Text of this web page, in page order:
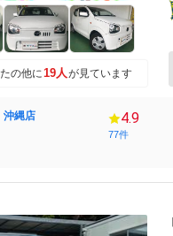
の他に19人が見ています
縄店 4.9
77件